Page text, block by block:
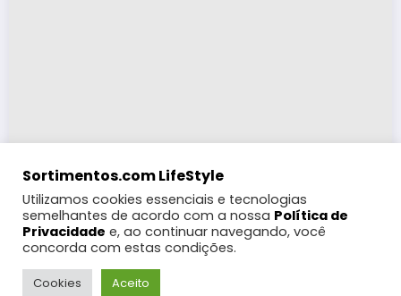
Eventos e Feiras
Sortimentos.com LifeStyle
Utilizamos cookies essenciais e tecnologias
semelhantes de acordo com a nossa Política de
Privacidade e, ao continuar navegando, você
concorda com estas condições.
Cookies Aceito